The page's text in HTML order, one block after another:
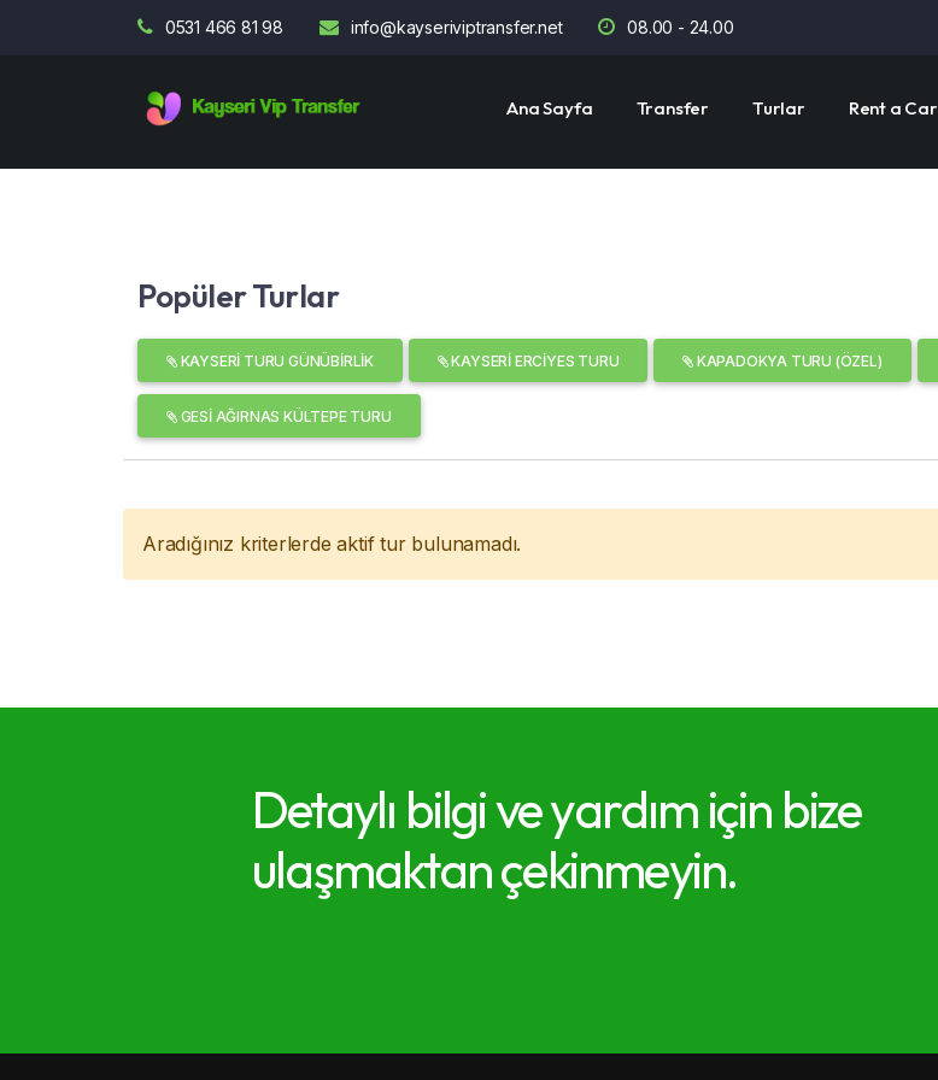
0531 466 81 98 info@kayseriviptransfer.net 08.00 - 24.00
Ana Sayfa Transfer Turlar Rent a Car
Popüler Turlar
KAYSERI TURU GÜNÜBIRLIK KAYSERI ERCIYES TURU KAPADOKYA TURU (ÖZEL)
GESI AĞIRNAS KÜLTEPE TURU
Aradığınız kriterlerde aktif tur bulunamadı.
Detaylı bilgi ve yardım için bize
ulaşmaktan çekinmeyin.